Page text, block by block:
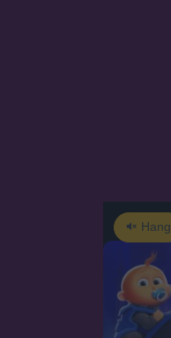
Hang